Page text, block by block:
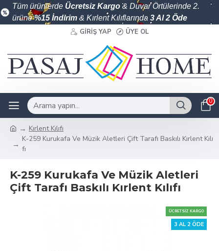
Tüm ürünlerde Ücretsiz Kargo& Duvar Örtülerinde 2.
ürüne%15 İndirim & Kırlent Kılıflarında 3 Al 2 Öde
GIRIŞ YAP ÜYE OL
0
Kırlent Kılıfı
K-259 Kurukafa Ve Müzik Aletleri Çift Tarafı Baskılı Kırlent Kılı
fı
K-259 Kurukafa Ve Müzik Aletleri
Çift Tarafı Baskılı Kırlent Kılıfı
ÜCRETSIZ KARGO
3 AL 2 ÖDE